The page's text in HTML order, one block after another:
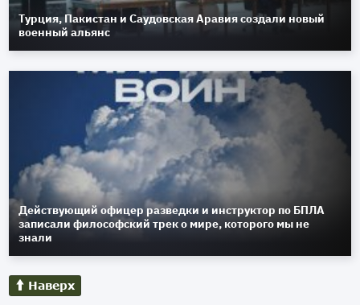
Турция, Пакистан и Саудовская Аравия создали новый
военный альянс
Действующий офицер разведки и инструктор по БПЛА
записали философский трек о мире, которого мы не
знали
Наверх